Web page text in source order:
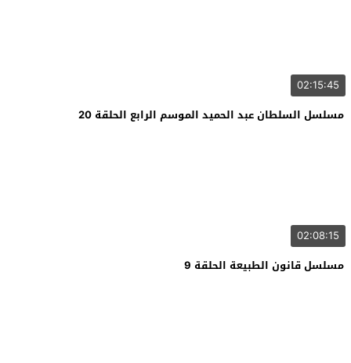
02:15:45
مسلسل السلطان عبد الحميد الموسم الرابع الحلقة 20
02:08:15
مسلسل قانون الطبيعة الحلقة 9